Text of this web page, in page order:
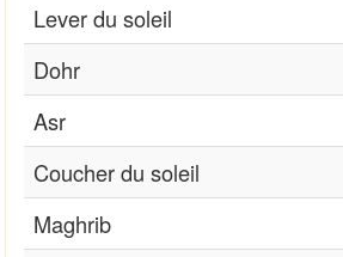
Lever du soleil
Dohr
Asr
Coucher du soleil
Maghrib